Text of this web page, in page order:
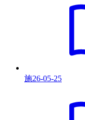
施26-05-25